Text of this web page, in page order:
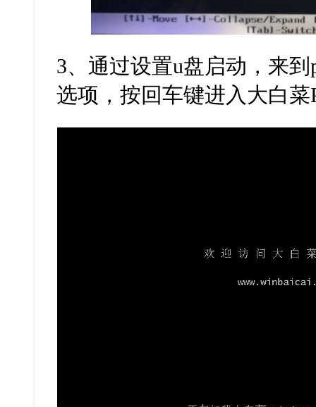
3、通过设置u盘启动，来到
选项，按回车键进入大白菜